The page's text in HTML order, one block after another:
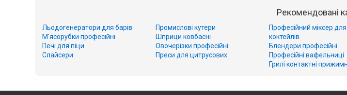
Рекомендовані
Льодогенератори для барів
М'ясорубки професійні
Печі для піци
Слайсери
Промислові кутери
Шприци ковбасні
Овочерізки професійні
Преси для цитрусових
Професійний міксер
коктейлів
Блендери професійні
Професійні вафельниці
Грилі контактні